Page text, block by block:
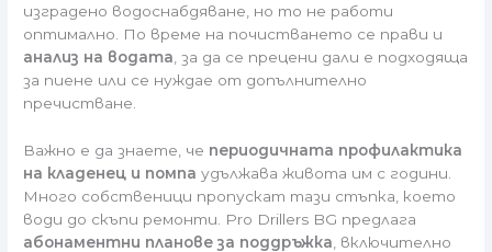
изградено водоснабдяване, но то не работи
оптимално. По време на почистването се прави и
анализ на водата , за да се прецени дали е подходяща
за пиене или се нуждае от допълнително
пречистване.
Важно е да знаете, че периодичната профилактика
на кладенец и помпа удължава живота им с години.
Много собственици пропускат тази стъпка, което
води до скъпи ремонти. Pro Drillers BG предлага
абонаментни планове за поддръжка , включително